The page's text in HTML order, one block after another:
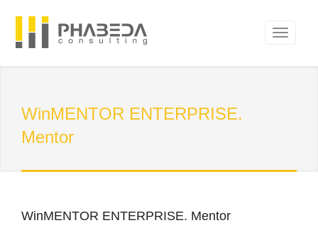
WinMENTOR ENTERPRISE.
Mentor
WinMENTOR ENTERPRISE. Mentor